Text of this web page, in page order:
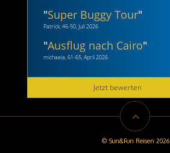
"Super Buggy Tour"
Patrick, 46-50, Juli 2026
"Ausflug nach Cairo"
michaela, 61-65, April 2026
Jetzt bewerten
© Sun&Fun Reisen 2026